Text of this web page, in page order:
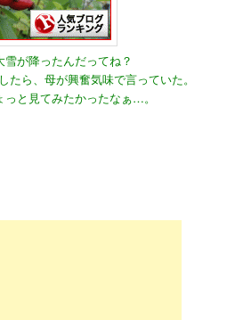
が降ったんだってね？
たら、母が興奮気味で言っていた。
と見てみたかったなぁ…。